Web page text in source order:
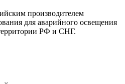
производителем
для аварийного освещения
РФ и СНГ.